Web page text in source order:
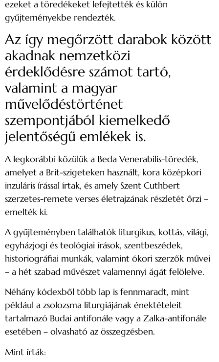
ezeket a töredékeket lefejtették és külön
gyűjteményekbe rendezték.
Az így megőrzött darabok között
akadnak nemzetközi
érdeklődésre számot tartó,
valamint a magyar
művelődéstörténet
szempontjából kiemelkedő
jelentőségű emlékek is.
A legkorábbi közülük a Beda Venerabilis-töredék,
amelyet a Brit-szigeteken használt, kora középkori
inzuláris írással írtak, és amely Szent Cuthbert
szerzetes-remete verses életrajzának részletét őrzi –
emelték ki.
A gyűjteményben találhatók liturgikus, kottás, világi,
egyházjogi és teológiai írások, szentbeszédek,
historiográfiai munkák, valamint ókori szerzők művei
– a hét szabad művészet valamennyi ágát felölelve.
Néhány kódexből több lap is fennmaradt, mint
például a zsolozsma liturgiájának énektételeit
tartalmazó Budai antifonále vagy a Zalka-antifonále
esetében – olvasható az összegzésben.
Mint írták: